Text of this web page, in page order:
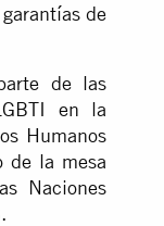
de
de las
en la
Humanos
de la mesa
Naciones